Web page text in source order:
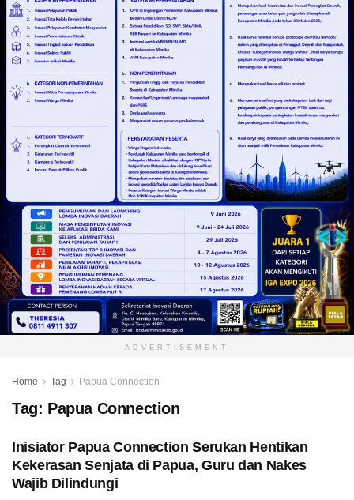
ADVERTISEMENT
Home Tag Papua Connection
Tag: Papua Connection
Inisiator Papua Connection Serukan Hentikan
Kekerasan Senjata di Papua, Guru dan Nakes
Wajib Dilindungi